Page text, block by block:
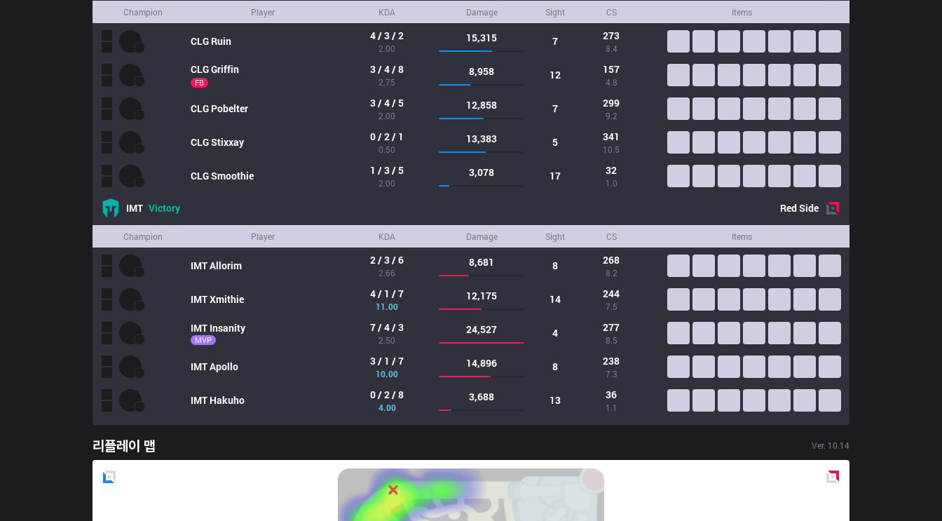
Champion Player KDA Damage Sight CS Items
CLG Ruin 4 / 3 / 2
2.00
15,315 7 273
8.4
CLGGriffin
FB
3 / 4 / 8
2.75
8,958 12 157
4.8
CLG Pobelter 3 / 4 / 5
2.00
12,858 7 299
9.2
CLGStixxay 0 / 2 / 1
0.50
13,383 5 341
10.5
CLGSmoothie 1 / 3 / 5
2.00
3,078 17 32
1.0
IMT Victory RedSide
Champion Player KDA Damage Sight CS Items
IMTAllorim 2 / 3 / 6
2.66
8,681 8 268
8.2
IMTXmithie 4 / 1 / 7
11.00
12,175 14 244
7.5
IMT Insanity
MVP
7 / 4 / 3
2.50
24,527 4 277
8.5
IMTApollo 3 / 1 / 7
10.00
14,896 8 238
7.3
IMT Hakuho 0 / 2 / 8
4.00
3,688 13 36
1.1
리플레이 맵 Ver. 10.14